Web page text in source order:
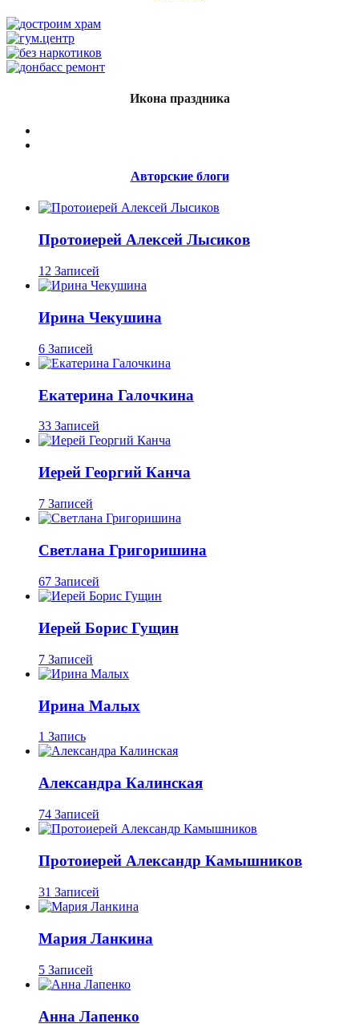
Икона праздника
Авторские блоги
Протоиерей Алексей Лысиков
12 Записей
Ирина Чекушина
6 Записей
Екатерина Галочкина
33 Записей
Иерей Георгий Канча
7 Записей
Светлана Григоришина
67 Записей
Иерей Борис Гущин
7 Записей
Ирина Малых
1 Запись
Александра Калинская
74 Записей
Протоиерей Александр Камышников
31 Записей
Мария Ланкина
5 Записей
Анна Лапенко